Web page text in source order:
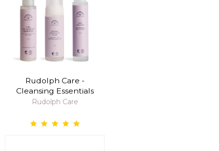
Rudolph Care -
Cleansing Essentials
Rudolph Care